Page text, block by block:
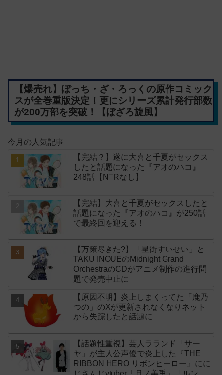
【爆売れ】ぼっち・ざ・ろっくの原作コミック
スが全巻重版決定！更にシリーズ累計発行部数
が200万部を突破！【ぼざろ旋風】
今月の人気記事
【完結？】遂に大喜と千夏がセックス
したと話題になった『アオのハコ』
248話【NTRなし】
【完結】大喜と千夏がセックスしたと
話題になった『アオのハコ』が250話
で最終回を迎える！
【万策尽きた?】「星街すいせい」と
TAKU INOUEのMidnight Grand
OrchestraのCDがアニメ制作の進行問
題で発売中止に
【原因不明】炎上しまくってた「鹿乃
つの」のXが更新されなくなりネット
から失踪したと話題に
【話題性重視】芸人ラランド「サー
ヤ」が主人公声優で炎上した『THE
RIBBON HERO リボンヒーロー』にに
じさんじvtuber「月ノ美兎」「ルンル